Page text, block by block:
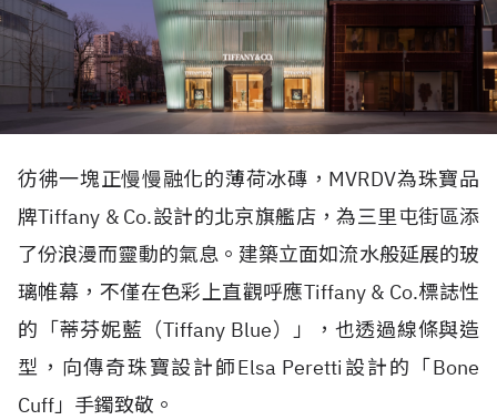
彷彿一塊正慢慢融化的薄荷冰磚， MVRDV為珠寶品
牌Tiffany & Co.設計的北京旗艦店，為三里屯街區添
了份浪漫而靈動的氣息。建築立面如流水般延展的玻
璃帷幕，不僅在色彩上直觀呼應Tiffany & Co.標誌性
的「蒂芬妮藍（Tiffany Blue）」，也透過線條與造
型，向傳奇珠寶設計師Elsa Peretti 設計的「Bone
Cuff」手鐲致敬。